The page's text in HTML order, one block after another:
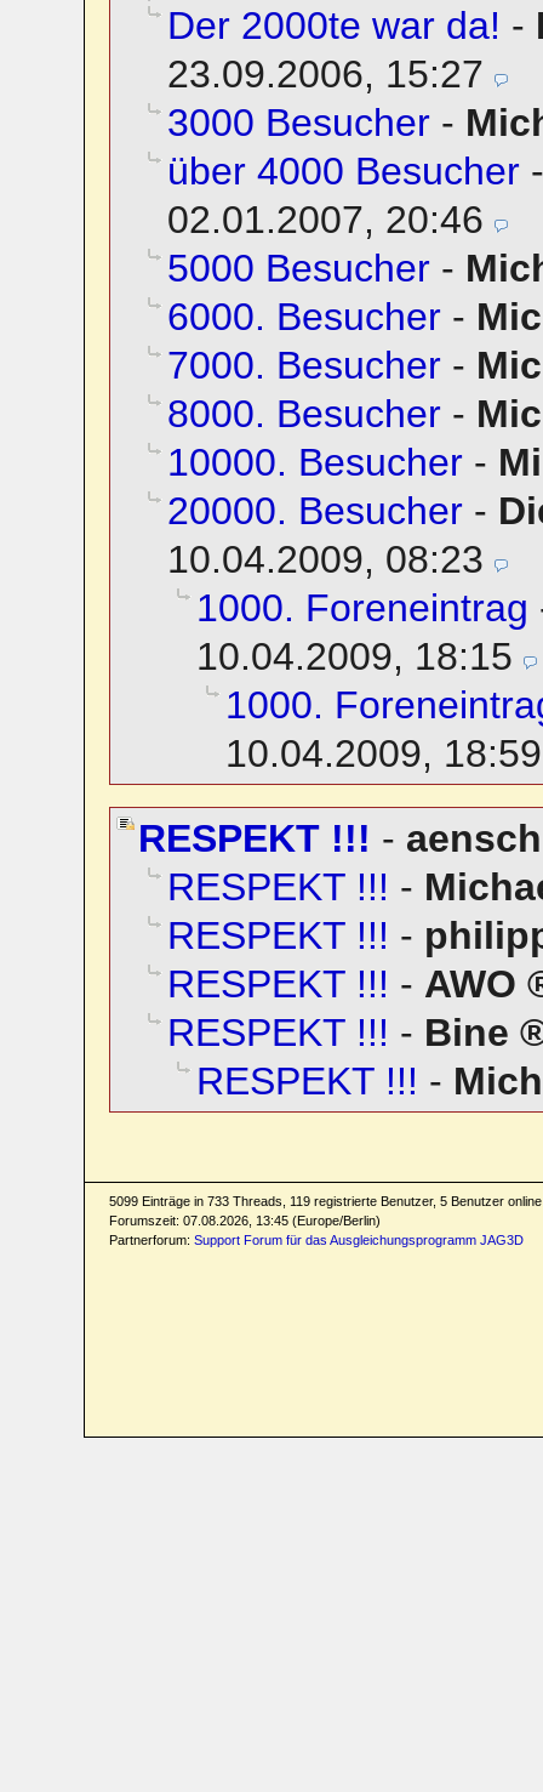
Der 2000te war da! -
23.09.2006, 15:27
3000 Besucher-
über 4000 Besucher
02.01.2007, 20:46
5000 Besucher-
6000. Besucher-
7000. Besucher-
8000. Besucher-
10000. Besucher-
20000. Besucher-
10.04.2009, 08:23
1000. Foreneintrag
10.04.2009, 18:15
1000.
10.04.2009, 18:59
RESPEKT !!! -
RESPEKT !!! -
RESPEKT !!! -
RESPEKT !!! - AWO
RESPEKT !!! - Bine
RESPEKT !!! -
5099 Einträge in 733 Threads, 119 registrierte Benutzer, 5 Benutzer
Forumszeit: 07.08.2026, 13:45 (Europe/Berlin)
Partnerforum: Support Forum für das Ausgleichungsprogramm JAG3D